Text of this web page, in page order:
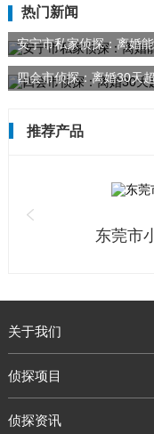
热门新闻
安宁市私家侦探：离婚
四会市侦探：离婚30天
推荐产品
东莞市
关于我们
侦探项目
侦探资讯